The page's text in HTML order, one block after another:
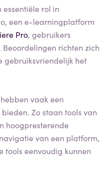
rol in
een e-learningplatform
Pro, gebruikers
richten zich
gebruiksvriendelijk het
vaak een
Zo staan tools van
hoogpresterende
van een platform,
tools eenvoudig kunnen